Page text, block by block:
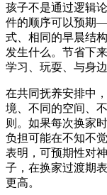
孩子不是通过逻辑
件的顺序可以预期
式、相同的早晨结
发生什么。节省下
学习、玩耍、与身
在共同抚养安排中
境、不同的空间、
则。如果每次换家
负担可能在不知不
表明，可预期性对
子，在换家过渡期
更高。